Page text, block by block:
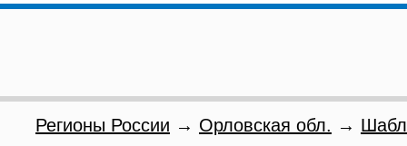
Регионы России → Орловская обл. →